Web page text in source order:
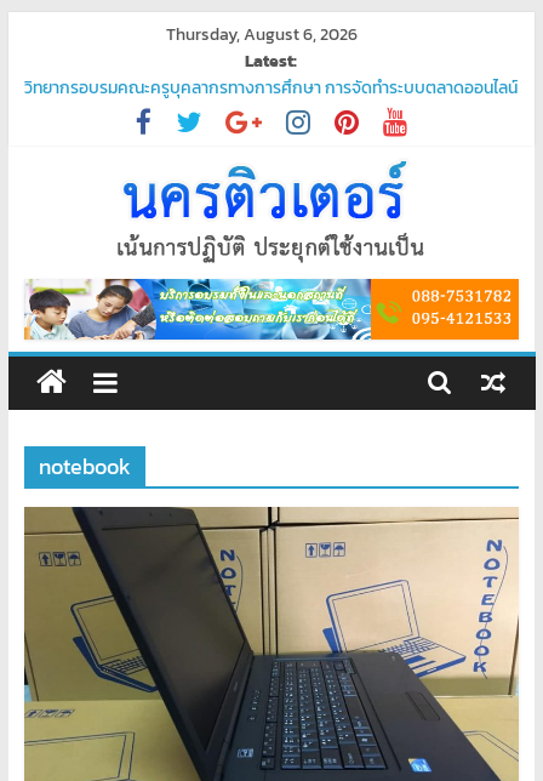
content
Thursday, August 6, 2026
Latest:
วิทยากรอบรมคณะครูบุคลากรทางการศึกษา การจัดทำระบบตลาดออนไลน์
“ชวนมาช้อป นักเรียนสุขใจ”
โปรแกรมจัดการน้ำประปา
บริการรับเขียนโปรแกรม PHP ระดับมืออาชีพ – ตอบโจทย์ทุกความต้องการ
บริการรับเขียนโปรแกรมระดับมืออาชีพ
พัฒนาระบบ ยืนยันตัวตนผ่านแอป Thaid
ศูนย์
อบรม
คอมพิวเตอร์
สอน
พิเศษ
คอมพิวเตอร์
ศูนย์
อบรม
คอมพิวเตอร์
notebook